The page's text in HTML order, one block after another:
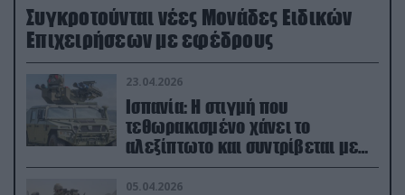
Συγκροτούνται νέες Μονάδες Ειδικών
Επιχειρήσεων με εφέδρους
23.04.2026
Ισπανία: Η στιγμή που
τεθωρακισμένο χάνει το
αλεξίπτωτο και συντρίβεται με
ορμή στο έδαφος (βίντεο)
05.04.2026